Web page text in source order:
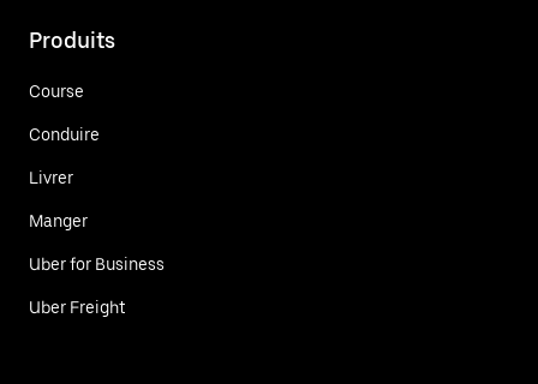
Produits
Course
Conduire
Livrer
Manger
Uber for Business
Uber Freight